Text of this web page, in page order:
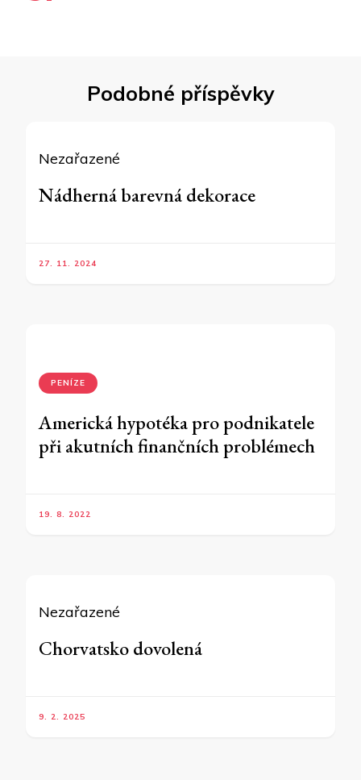
Podobné příspěvky
Nezařazené
Nádherná barevná dekorace
27. 11. 2024
PENÍZE
Americká hypotéka pro podnikatele
při akutních finančních problémech
19. 8. 2022
Nezařazené
Chorvatsko dovolená
9. 2. 2025